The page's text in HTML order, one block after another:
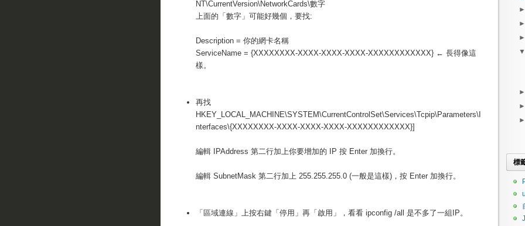
NT\CurrentVersion\NetworkCards\數字
上面的「數字」可能好幾個，要找:
Description = 你的網卡名稱
ServiceName = {XXXXXXXX-XXXX-XXXX-XXXX-XXXXXXXXXXXX} ← 長得像這
樣。
再找
HKEY_LOCAL_MACHINE\SYSTEM\CurrentControlSet\Services\Tcpip\Parameters\I
nterfaces\{XXXXXXXX-XXXX-XXXX-XXXX-XXXXXXXXXXXX}]
編輯 IPAddress 第二行加上你要增加的 IP 按 Enter 加換行。
編輯 SubnetMask 第二行加上 255.255.255.0 (一般是這樣)，按 Enter 加換行。
「區域連線」上按右鍵「停用」再「啟用」，看看 ipconfig /all 是不多了一組IP。
標